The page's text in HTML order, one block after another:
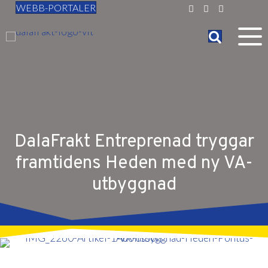
WEBB-PORTALER
DalaFrakt Entreprenad tryggar
framtidens Heden med ny VA-
utbyggnad